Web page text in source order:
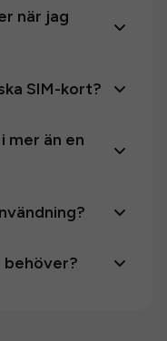
när jag
SIM-kort?
mer än en
behöver?